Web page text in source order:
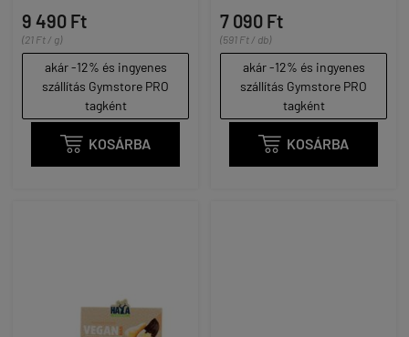
9 490 Ft
(21 Ft / g)
akár -12% és ingyenes
szállítás Gymstore PRO
tagként
 KOSÁRBA
7 090 Ft
(591 Ft / db)
akár -12% és ingyenes
szállítás Gymstore PRO
tagként
 KOSÁRBA